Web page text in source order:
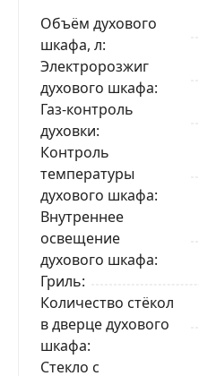
Объём духового
шкафа, л
Электророзжиг
духового шкафа
Газ-контроль
духовки
Контроль
температуры
духового шкафа
Внутреннее
освещение
духового шкафа
Гриль
Количество стёкол
в дверце духового
шкафа
Стекло с